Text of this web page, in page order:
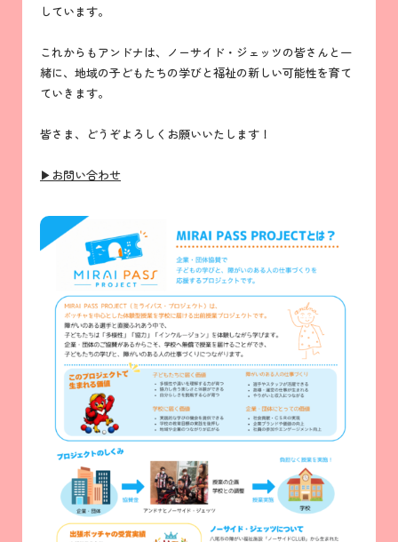
しています。
これからもアンドナは、ノーサイド・ジェッツの皆さんと一
緒に、地域の子どもたちの学びと福祉の新しい可能性を育て
ていきます。
皆さま、どうぞよろしくお願いいたします！
▶お問い合わせ